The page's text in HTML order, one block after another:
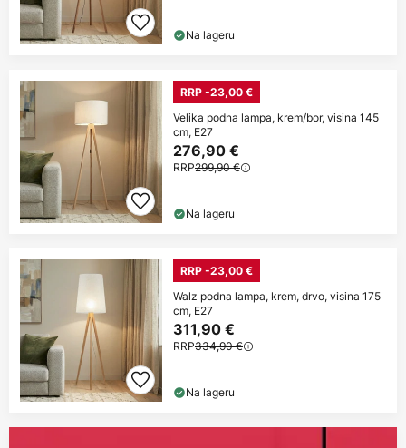
Na lageru
RRP -23,00 €
Velika podna lampa, krem/bor, visina 145
cm, E27
276,90 €
RRP299,90 €
Na lageru
RRP -23,00 €
Walz podna lampa, krem, drvo, visina 175
cm, E27
311,90 €
RRP334,90 €
Na lageru